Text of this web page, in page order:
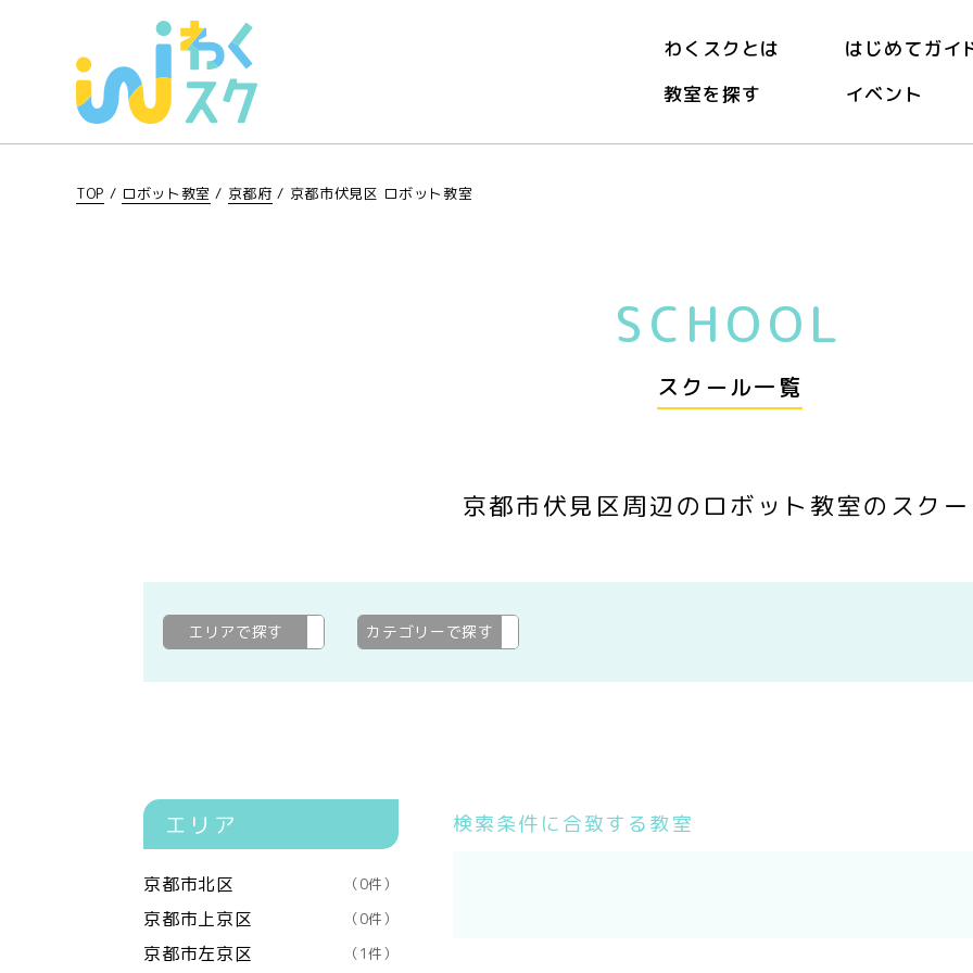
わくスクとは
はじめてガイ
教室を探す
イベント
TOP / ロボット教室 / 京都府 / 京都市伏見区 ロボット教室
SCHOOL
スクール一覧
京都市伏見区周辺のロボット教室のスク
エリアで探す 京都市伏見区
カテゴリーで探す
エリア
京都市北区 （0件）
京都市上京区 （0件）
京都市左京区 （1件）
検索条件に合致する教室